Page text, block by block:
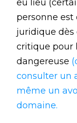
eu lieu
personne est
juridique
critique pour
dangereuse
consulter un
même un
domaine.